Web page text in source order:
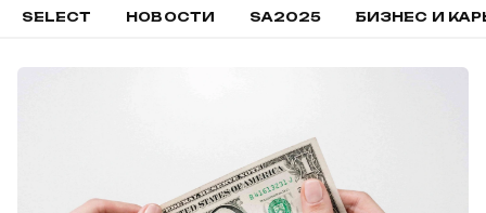
SELECT НОВОСТИ SA2025 БИЗНЕС И